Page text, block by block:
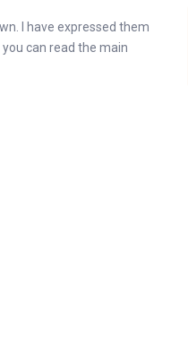
I have expressed them
can read the main